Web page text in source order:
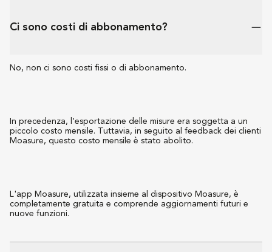
Ci sono costi di abbonamento?
No, non ci sono costi fissi o di abbonamento.
In precedenza, l'esportazione delle misure era soggetta a un
piccolo costo mensile. Tuttavia, in seguito al feedback dei clienti
Moasure, questo costo mensile è stato abolito.
L'app Moasure, utilizzata insieme al dispositivo Moasure, è
completamente gratuita e comprende aggiornamenti futuri e
nuove funzioni.